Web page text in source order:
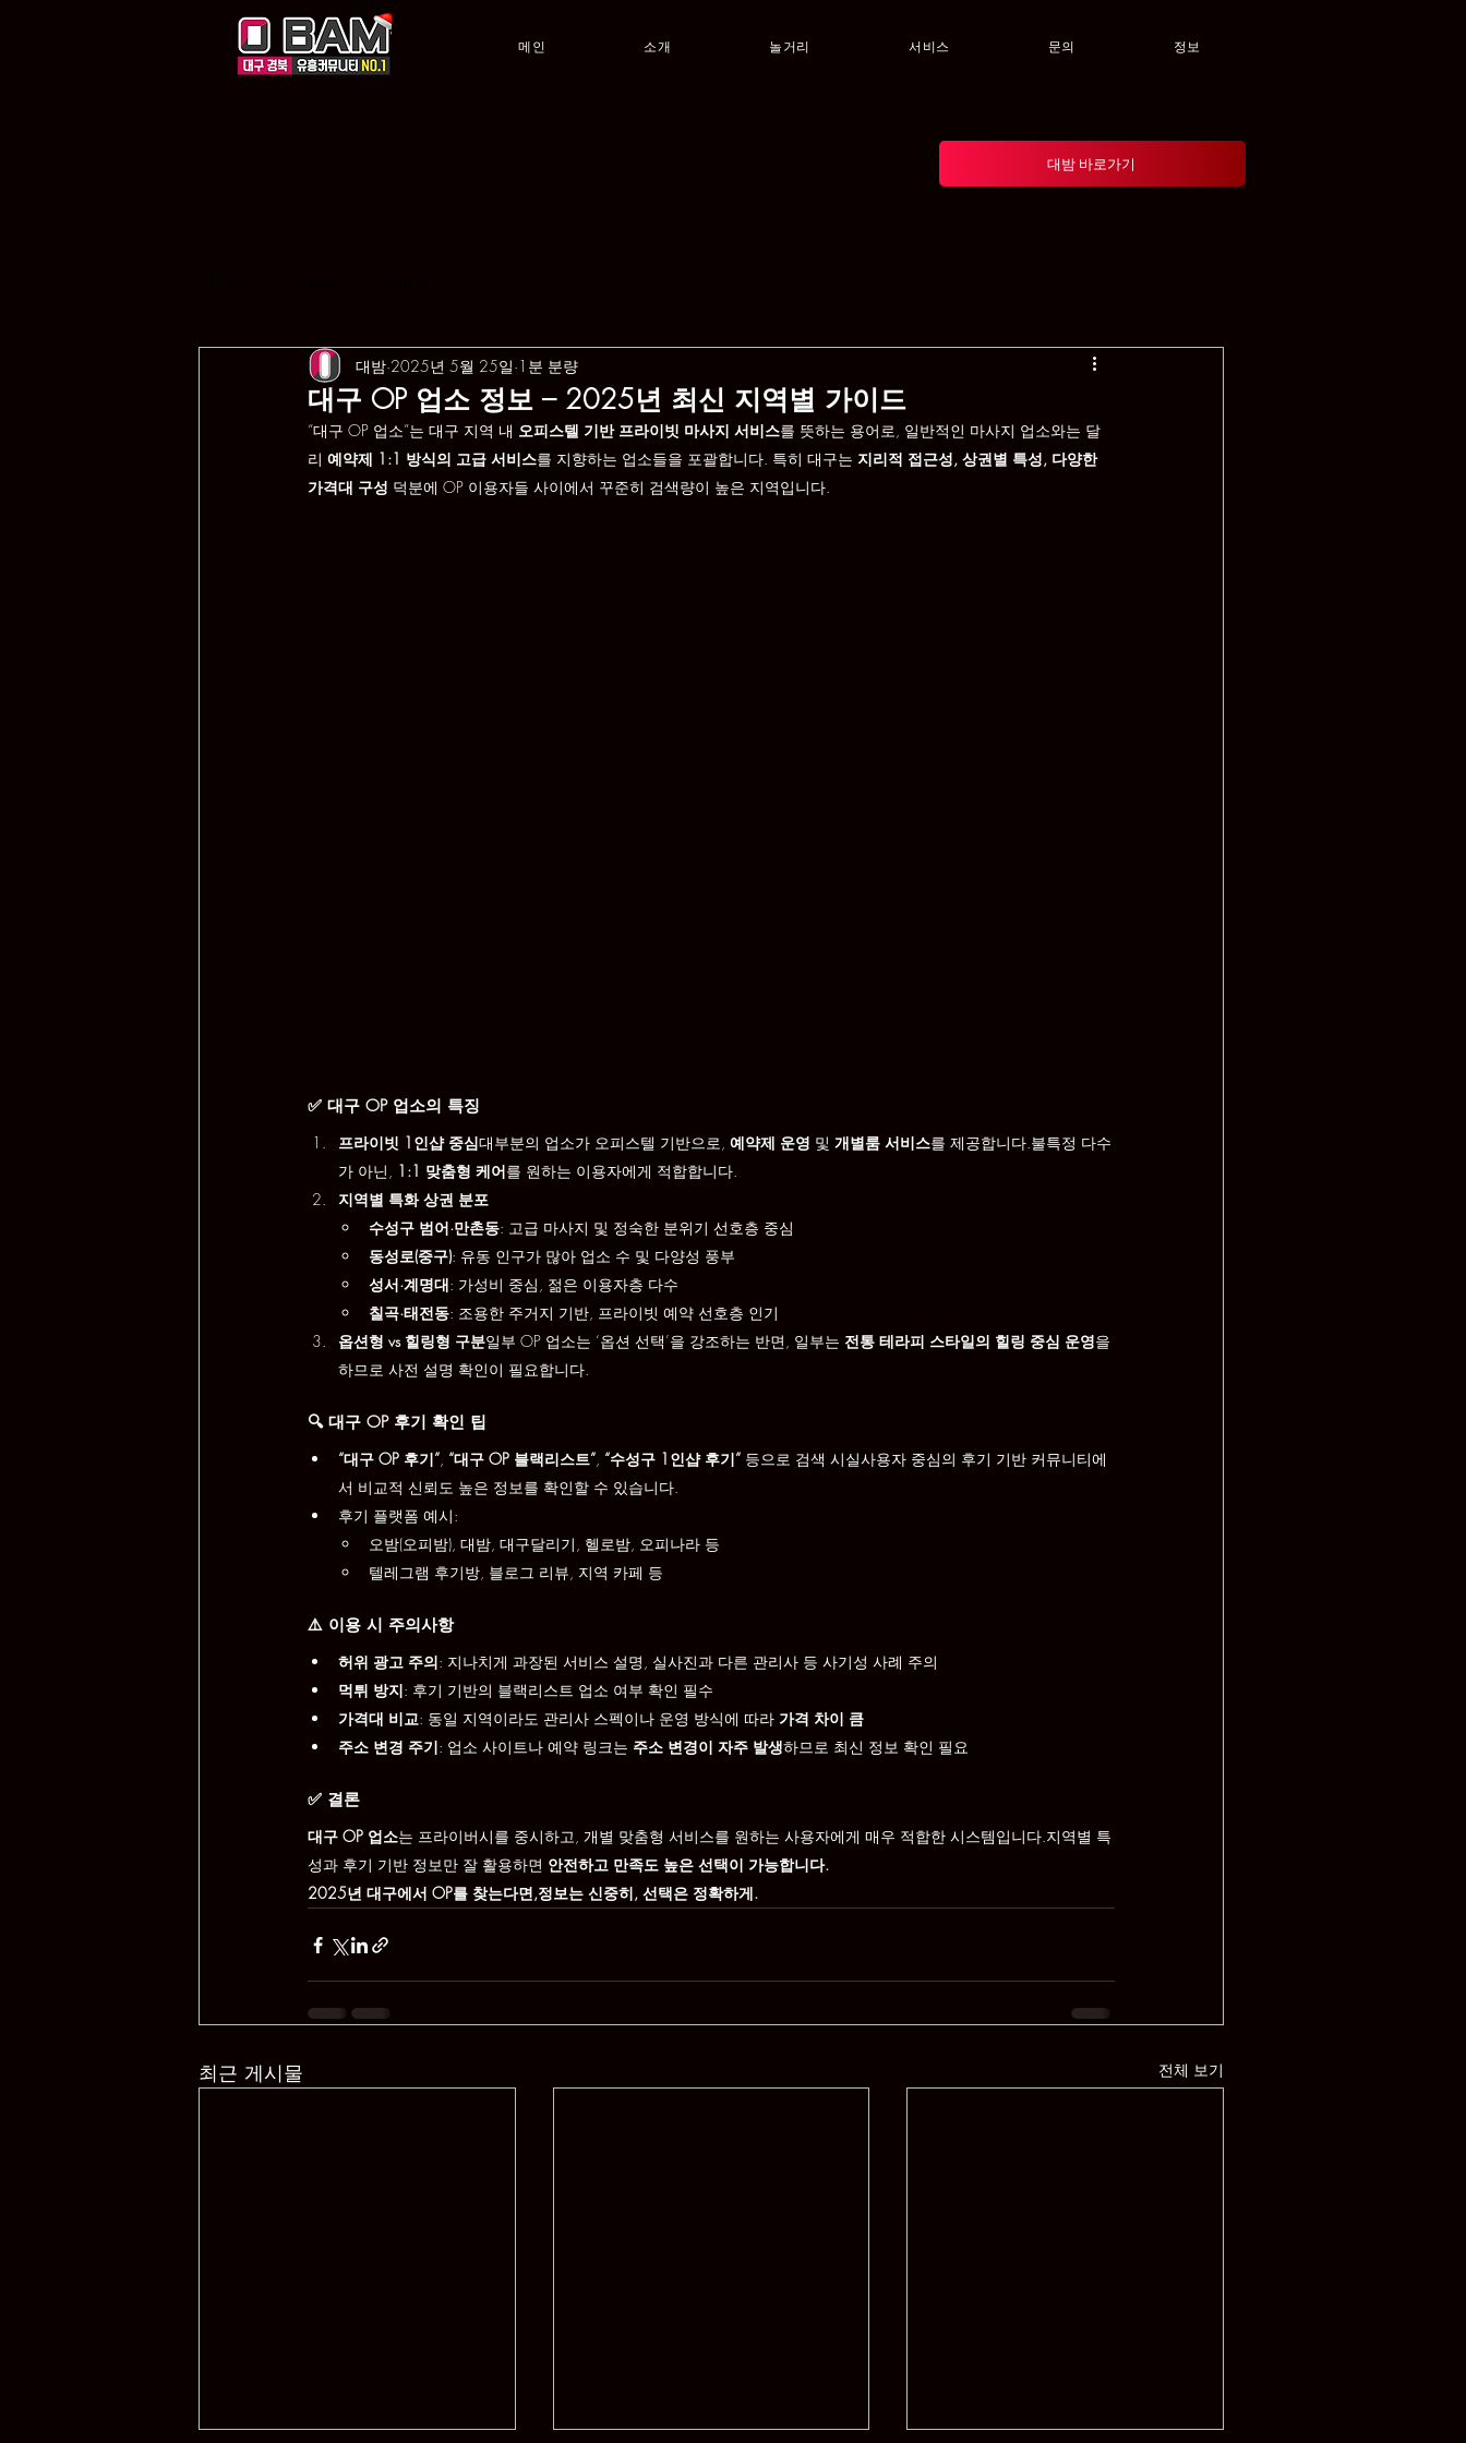
메인 소개 놀거리 서비스 문의 정보
대밤 바로가기
대구 OP 업소 정보 – 2025년 최신 지역별 가이드
대밤 2025년 5월 25일 1분 분량
“대구 OP 업소”는 대구 지역 내 오피스텔 기반 프라이빗 마사지 서비스를 뜻하는 용어로, 일반적인 마사지 업소와는 달
리 예약제 1:1 방식의 고급 서비스를 지향하는 업소들을 포괄합니다. 특히 대구는 지리적 접근성, 상권별 특성, 다양한
가격대 구성 덕분에 OP 이용자들 사이에서 꾸준히 검색량이 높은 지역입니다.
✅ 대구 OP 업소의 특징
프라이빗 1인샵 중심대부분의 업소가 오피스텔 기반으로, 예약제 운영 및 개별룸 서비스를 제공합니다.불특정 다수
가 아닌, 1:1 맞춤형 케어를 원하는 이용자에게 적합합니다.
지역별 특화 상권 분포
수성구 범어·만촌동: 고급 마사지 및 정숙한 분위기 선호층 중심
동성로(중구): 유동 인구가 많아 업소 수 및 다양성 풍부
성서·계명대: 가성비 중심, 젊은 이용자층 다수
칠곡·태전동: 조용한 주거지 기반, 프라이빗 예약 선호층 인기
옵션형 vs 힐링형 구분일부 OP 업소는 ‘옵션 선택’을 강조하는 반면, 일부는 전통 테라피 스타일의 힐링 중심 운영을
하므로 사전 설명 확인이 필요합니다.
🔍 대구 OP 후기 확인 팁
“대구 OP 후기”, “대구 OP 블랙리스트”, “수성구 1인샵 후기” 등으로 검색 시실사용자 중심의 후기 기반 커뮤니티에
서 비교적 신뢰도 높은 정보를 확인할 수 있습니다.
후기 플랫폼 예시:
오밤(오피밤), 대밤, 대구달리기, 헬로밤, 오피나라 등
텔레그램 후기방, 블로그 리뷰, 지역 카페 등
⚠️ 이용 시 주의사항
허위 광고 주의: 지나치게 과장된 서비스 설명, 실사진과 다른 관리사 등 사기성 사례 주의
먹튀 방지: 후기 기반의 블랙리스트 업소 여부 확인 필수
가격대 비교: 동일 지역이라도 관리사 스펙이나 운영 방식에 따라 가격 차이 큼
주소 변경 주기: 업소 사이트나 예약 링크는 주소 변경이 자주 발생하므로 최신 정보 확인 필요
✅ 결론
대구 OP 업소는 프라이버시를 중시하고, 개별 맞춤형 서비스를 원하는 사용자에게 매우 적합한 시스템입니다.지역별 특
성과 후기 기반 정보만 잘 활용하면 안전하고 만족도 높은 선택이 가능합니다.
2025년 대구에서 OP를 찾는다면,정보는 신중히, 선택은 정확하게.
최근 게시물 전체 보기